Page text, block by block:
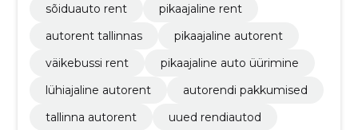
sõiduauto rent
pikaajaline rent
autorent tallinnas
pikaajaline autorent
väikebussi rent
pikaajaline auto üürimine
lühiajaline autorent
autorendi pakkumised
tallinna autorent
uued rendiautod